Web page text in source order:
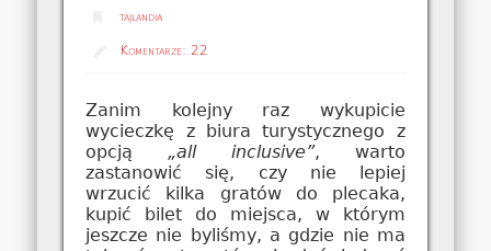
tajlandia
Komentarze:22
Zanim kolejny raz wykupicie
wycieczkę z biura turystycznego z
opcją „all inclusive”, warto
zastanowić się, czy nie lepiej
wrzucić kilka gratów do plecaka,
kupić bilet do miejsca, w którym
jeszcze nie byliśmy, a gdzie nie ma